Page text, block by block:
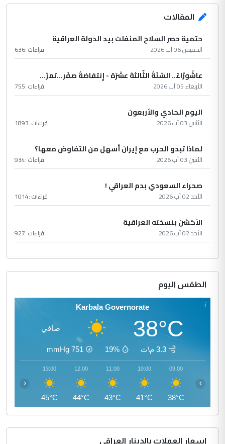
المقالات
حتمية حصر السلاح المنفلت بيد الدولة العراقية
الخميس 06 آب 2026 قراءات :636
عاشُورْاءُ.. السّنَةُ الثّالثةَ عشَرَة - إِنتفاضةُ صفَر…تمرّ...
الأربعاء 05 آب 2026 قراءات :755
اليوم الحادي والأربعون
الأثنين 03 آب 2026 قراءات :1893
لماذا تبدو الحرب مع إيران أسهل من التفاوض معها؟
الأثنين 03 آب 2026 قراءات :934
صحراء السعودي بدم العراقي !
الأحد 02 آب 2026 قراءات :1014
الأكشن بنسخته العراقية
الأحد 02 آب 2026 قراءات :927
الطقس اليوم
Karbala Governorate
38°C صافي
3.3 م\ث 19%
751
mmHg
09:00
38°C
10:00
41°C
11:00
43°C
12:00
44°C
13:00
45°C
‹ ›
اسعار العملات بالدينار العراقي